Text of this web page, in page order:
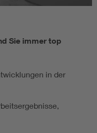
Sie immer top
in der